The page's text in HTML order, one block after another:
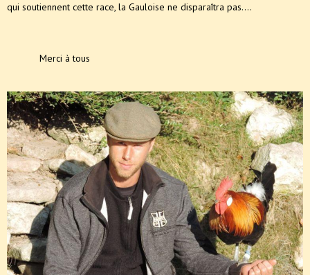
qui soutiennent cette race, la Gauloise ne disparaîtra pas….
Merci à tous